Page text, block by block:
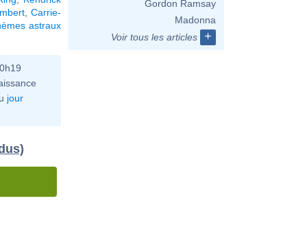
,Carrie-
astraux
jour
Gordon Ramsay
Madonna
Voir tous les articles
+